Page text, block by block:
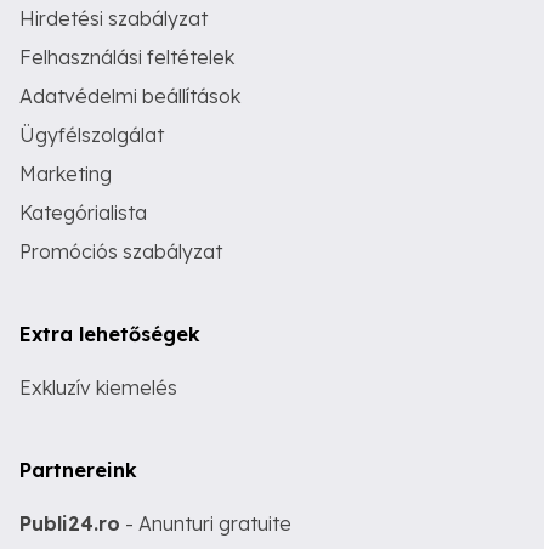
Hirdetési szabályzat
Felhasználási feltételek
Adatvédelmi beállítások
Ügyfélszolgálat
Marketing
Kategórialista
Promóciós szabályzat
Extra lehetőségek
Exkluzív kiemelés
Partnereink
Publi24.ro - Anunturi gratuite